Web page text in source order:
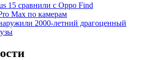
15 сравнили с Oppo Find
Max по камерам
2000-летний драгоценный